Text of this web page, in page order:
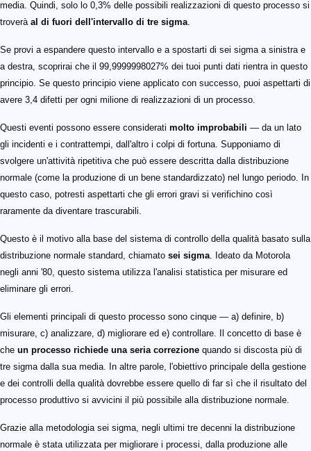
media. Quindi, solo lo 0,3% delle possibili realizzazioni di questo processo si
troverà al di fuori dell'intervallo di tre sigma
Se provi a espandere questo intervallo e a spostarti di sei sigma a sinistra e
a destra, scoprirai che il 99,9999998027% dei tuoi punti dati rientra in questo
principio. Se questo principio viene applicato con successo, puoi aspettarti di
avere 3,4 difetti per ogni milione di realizzazioni di un processo.
Questi eventi possono essere considerati molto improbabili — da un lato
gli incidenti e i contrattempi, dall'altro i colpi di fortuna. Supponiamo di
svolgere un'attività ripetitiva che può essere descritta dalla distribuzione
normale (come la produzione di un bene standardizzato) nel lungo periodo. In
questo caso, potresti aspettarti che gli errori gravi si verifichino così
raramente da diventare trascurabili.
Questo è il motivo alla base del sistema di controllo della qualità basato sulla
distribuzione normale standard, chiamato sei sigma . Ideato da Motorola
negli anni '80, questo sistema utilizza l'analisi statistica per misurare ed
eliminare gli errori.
Gli elementi principali di questo processo sono cinque — a) definire, b)
misurare, c) analizzare, d) migliorare ed e) controllare. Il concetto di base è
che un processo richiede una seria correzione quando si discosta più di
tre sigma dalla sua media. In altre parole, l'obiettivo principale della gestione
e dei controlli della qualità dovrebbe essere quello di far sì che il risultato del
processo produttivo si avvicini il più possibile alla distribuzione normale.
Grazie alla metodologia sei sigma, negli ultimi tre decenni la distribuzione
normale è stata utilizzata per migliorare i processi, dalla produzione alle